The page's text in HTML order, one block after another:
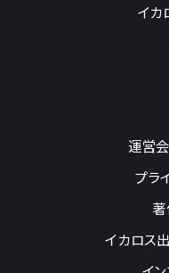
イカ
運営
プラ
イカロス